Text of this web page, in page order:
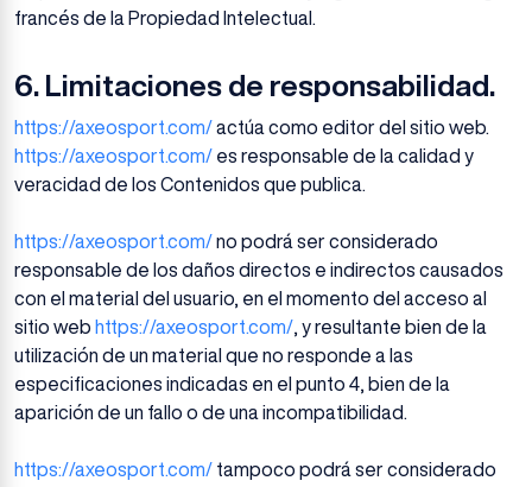
francés de la Propiedad Intelectual.
6. Limitaciones de responsabilidad.
https://axeosport.com/actúa como editor del sitio web.
https://axeosport.com/ es responsable de la calidad y
veracidad de los Contenidos que publica.
https://axeosport.com/no podrá ser considerado
responsable de los daños directos e indirectos causados
con el material del usuario, en el momento del acceso al
sitio web https://axeosport.com/ , y resultante bien de la
utilización de un material que no responde a las
especificaciones indicadas en el punto 4, bien de la
aparición de un fallo o de una incompatibilidad.
https://axeosport.com/ tampoco podrá ser considerado